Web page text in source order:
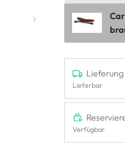
Lieferung
Lieferbar
Verfügbar